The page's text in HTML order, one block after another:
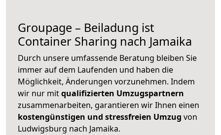
Groupage – Beiladung ist
Container Sharing nach Jamaika
Durch unsere umfassende Beratung bleiben Sie
immer auf dem Laufenden und haben die
Möglichkeit, Änderungen vorzunehmen. Indem
wir nur mitqualifizierten Umzugspartnern
zusammenarbeiten, garantieren wir Ihnen einen
kostengünstigen und stressfreien Umzug von
Ludwigsburg nach Jamaika.